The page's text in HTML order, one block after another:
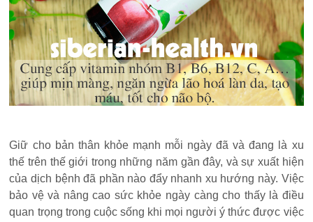
Giữ cho bản thân khỏe mạnh mỗi ngày đã và đang là xu
thế trên thế giới trong những năm gần đây, và sự xuất hiện
của dịch bệnh đã phần nào đẩy nhanh xu hướng này. Việc
bảo vệ và nâng cao sức khỏe ngày càng cho thấy là điều
quan trọng trong cuộc sống khi mọi người ý thức được việc